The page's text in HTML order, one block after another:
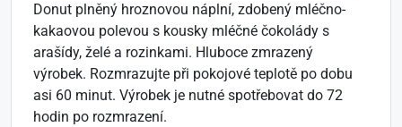
Donut plněný hroznovou náplní, zdobený mléčno-
kakaovou polevou s kousky mléčné čokolády s
arašídy, želé a rozinkami. Hluboce zmrazený
výrobek. Rozmrazujte při pokojové teplotě po dobu
asi 60 minut. Výrobek je nutné spotřebovat do 72
hodin po rozmrazení.